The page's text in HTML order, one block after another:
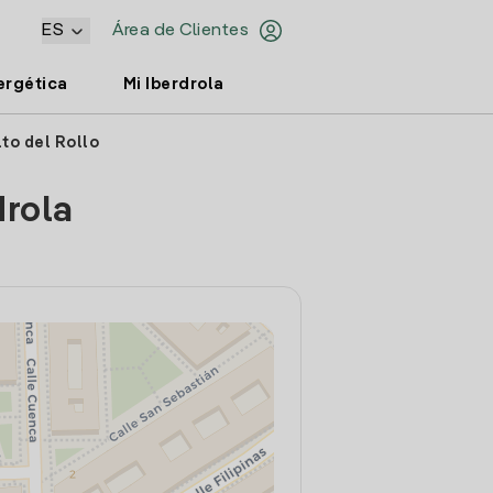
Área de Clientes
ES
Mi Iberdrola
del Rollo